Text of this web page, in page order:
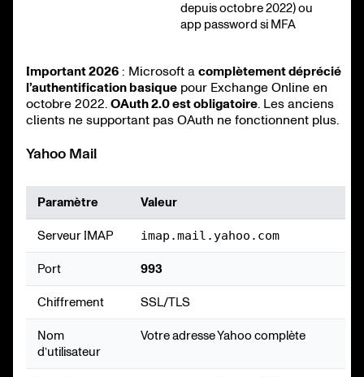
depuis octobre 2022) ou
app password si MFA
Important 2026 : Microsoft a complètement déprécié
l’authentification basique pour Exchange Online en
octobre 2022. OAuth 2.0 est obligatoire. Les anciens
clients ne supportant pas OAuth ne fonctionnent plus.
Yahoo Mail
Paramètre Valeur
Serveur IMAP imap.mail.yahoo.com
Port 993
Chiffrement SSL/TLS
Nom
d’utilisateur
Votre adresse Yahoo complète